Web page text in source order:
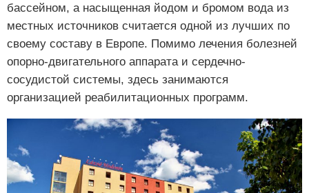
бассейном, а насыщенная йодом и бромом вода из
местных источников считается одной из лучших по
своему составу в Европе. Помимо лечения болезней
опорно-двигательного аппарата и сердечно-
сосудистой системы, здесь занимаются
организацией реабилитационных программ.